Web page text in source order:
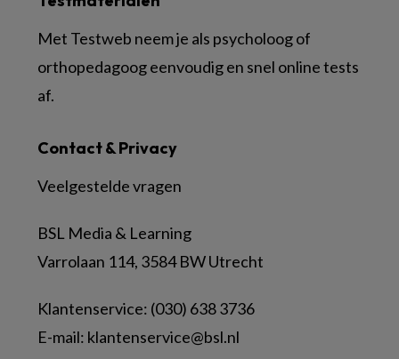
Contact & Privacy
Veelgestelde vragen
BSL Media & Learning
Varrolaan 114, 3584 BW Utrecht
Klantenservice: (030) 638 3736
E-mail: klantenservice@bsl.nl
Met Testweb neem je als psycholoog of
orthopedagoog eenvoudig en snel online tests
af.